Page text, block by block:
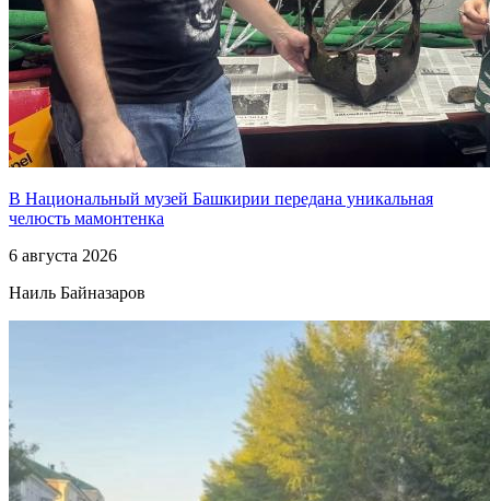
В Национальный музей Башкирии передана уникальная
челюсть мамонтенка
6 августа 2026
Наиль Байназаров